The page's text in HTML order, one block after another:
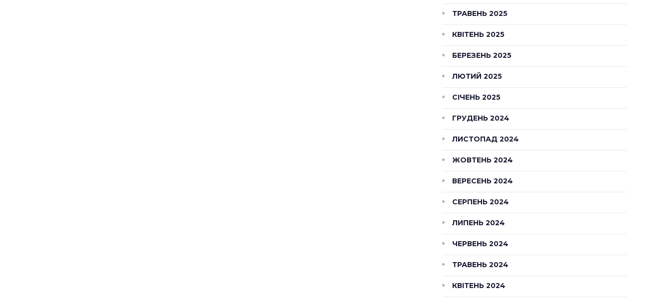
ТРАВЕНЬ 2025
КВІТЕНЬ 2025
БЕРЕЗЕНЬ 2025
ЛЮТИЙ 2025
СІЧЕНЬ 2025
ГРУДЕНЬ 2024
ЛИСТОПАД 2024
ЖОВТЕНЬ 2024
ВЕРЕСЕНЬ 2024
СЕРПЕНЬ 2024
ЛИПЕНЬ 2024
ЧЕРВЕНЬ 2024
ТРАВЕНЬ 2024
КВІТЕНЬ 2024